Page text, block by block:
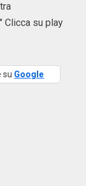
Clicca su play
su Google